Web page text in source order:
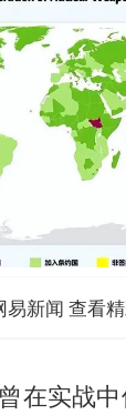
易新闻 查看
在实战